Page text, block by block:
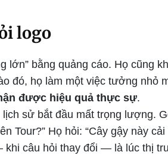
logo
lớn” bằng quảng cáo. Họ cũng
đó, họ làm một việc tưởng nhỏ
được hiệu quả thực sự.
sử bắt đầu mất trọng lượng.
Tour?” Họ hỏi: “Cây gậy này
khi câu hỏi thay đổi — là lúc thị